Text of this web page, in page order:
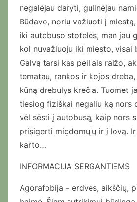
negalėjau daryti, gulinėjau
Būdavo, noriu važiuoti į
iki autobuso stotelės, man jau
kol nuvažiuoju iki miesto, visai
Galvą tarsi kas peiliais raižo,
tematau, rankos ir kojos
kūną drebulys krečia. Tuomet
tiesiog fiziškai negaliu ką nors
vėl sėsti į autobusą, kaip nors
prisigerti migdomųjų ir į lovą.
karto…
INFORMACIJA SERGANTIEMS
Agorafobija – erdvės, aikščių,